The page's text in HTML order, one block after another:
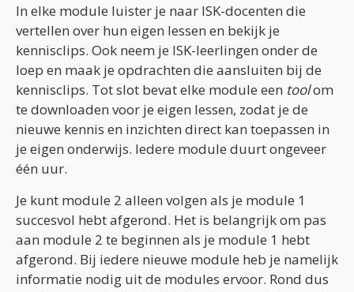
In elke module luister je naar ISK-docenten die
vertellen over hun eigen lessen en bekijk je
kennisclips. Ook neem je ISK-leerlingen onder de
loep en maak je opdrachten die aansluiten bij de
kennisclips. Tot slot bevat elke module een toolom
te downloaden voor je eigen lessen, zodat je de
nieuwe kennis en inzichten direct kan toepassen in
je eigen onderwijs. Iedere module duurt ongeveer
één uur.
Je kunt module 2 alleen volgen als je module 1
succesvol hebt afgerond. Het is belangrijk om pas
aan module 2 te beginnen als je module 1 hebt
afgerond. Bij iedere nieuwe module heb je namelijk
informatie nodig uit de modules ervoor. Rond dus